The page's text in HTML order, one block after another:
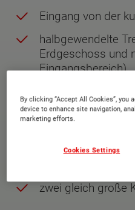
Eingang von der
halbgewendelte
Erdgeschoss und
Eingangsbereich)
großer
Hebeschiebetür
zwei gleich große
By clicking “Accept All Cookies”,
device to enhance site navigation,
marketing efforts.
Cookies Settings